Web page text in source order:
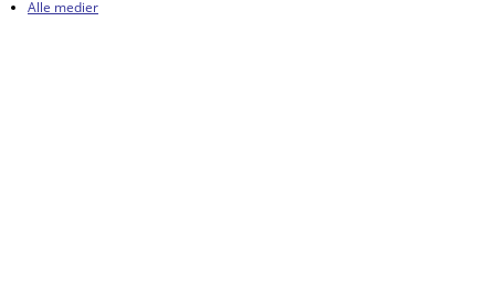
Alle medier